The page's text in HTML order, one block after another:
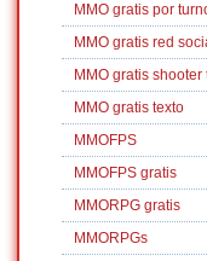
MMO gratis por
MMO gratis red
MMO gratis
MMO gratis texto
MMOFPS
MMOFPS gratis
MMORPG gratis
MMORPGs